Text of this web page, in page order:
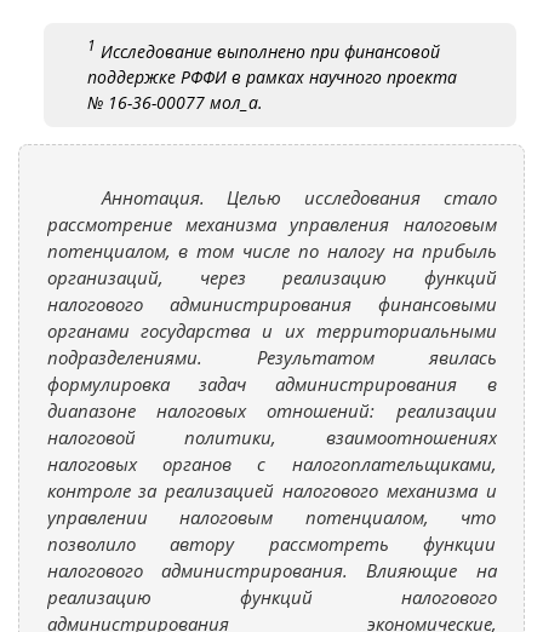
1 Исследование выполнено при финансовой
поддержке РФФИ в рамках научного проекта
№ 16-36-00077 мол_а.
Аннотация. Целью исследования стало
рассмотрение механизма управления налоговым
потенциалом, в том числе по налогу на прибыль
организаций, через реализацию функций
налогового администрирования финансовыми
органами государства и их территориальными
подразделениями. Результатом явилась
формулировка задач администрирования в
диапазоне налоговых отношений: реализации
налоговой политики, взаимоотношениях
налоговых органов с налогоплательщиками,
контроле за реализацией налогового механизма и
управлении налоговым потенциалом, что
позволило автору рассмотреть функции
налогового администрирования. Влияющие на
реализацию функций налогового
администрирования экономические,